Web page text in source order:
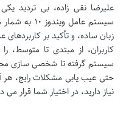
علیرضا نقی زاده، بی تردید
سیستم عامل
زبان ساده، و تأکید بر
کاربران، از مبتدی تا متوسط،
سیستم گرفته تا شخصی سازی
حتی عیب یابی مشکلات رایج، هر
نیاز دارید، در اختیار شما قرار می